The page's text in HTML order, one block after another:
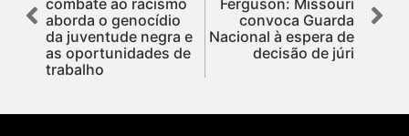
aborda o genocídio
da juventude negra e
as oportunidades de
trabalho
convoca Guarda
Nacional à espera de
decisão de júri